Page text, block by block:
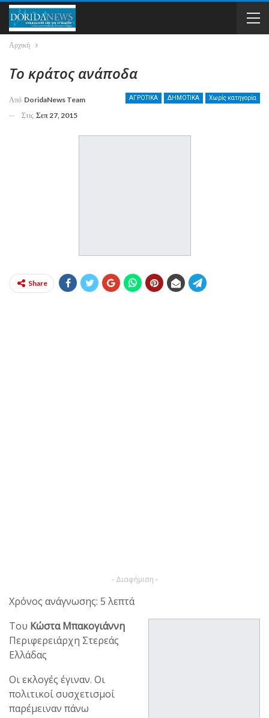
Αρχική
Το κράτος ανάποδα
ΑΓΡΟΤΙΚΑ ΔΗΜΟΤΙΚΑ Χωρίς κατηγορία
Από DoridaNews Team
Στις Σεπ 27, 2015
Share
- Διαφήμιση -
Χρόνος ανάγνωσης: 5 λεπτά
Του Κώστα Μπακογιάννη
Περιφερειάρχη Στερεάς
Ελλάδας
Οι εκλογές έγιναν. Οι
πολιτικοί συσχετισμοί
παρέμειναν πάνω